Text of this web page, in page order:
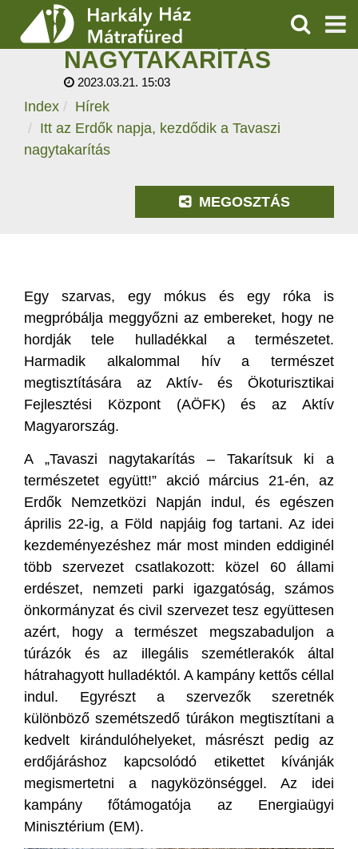
SZOLGÁLTATÁSOK
PROGRAMOK
HÍREK
KERESÉS
ITT AZ ERDŐK NAPJA,
KEZDŐDIK A TAVASZI
NAGYTAKARÍTÁS
2023.03.21. 15:03
Index
Hírek
Itt az Erdők napja, kezdődik a Tavaszi
nagytakarítás
MEGOSZTÁS
Egy szarvas, egy mókus és egy róka is
megpróbálja meggyőzni az embereket, hogy ne
hordják tele hulladékkal a természetet.
Harmadik alkalommal hív a természet
megtisztítására az Aktív- és Ökoturisztikai
Fejlesztési Központ (AÖFK) és az Aktív
Magyarország.
A „Tavaszi nagytakarítás – Takarítsuk ki a
természetet együtt!” akció március 21-én, az
Erdők Nemzetközi Napján indul, és egészen
április 22-ig, a Föld napjáig fog tartani. Az idei
kezdeményezéshez már most minden eddiginél
több szervezet csatlakozott: közel 60 állami
erdészet, nemzeti parki igazgatóság, számos
önkormányzat és civil szervezet tesz együttesen
azért, hogy a természet megszabaduljon a
túrázók és az illegális szemétlerakók által
hátrahagyott hulladéktól. A kampány kettős céllal
indul. Egyrészt a szervezők szeretnék
különböző szemétszedő túrákon megtisztítani a
kedvelt kirándulóhelyeket, másrészt pedig az
erdőjáráshoz kapcsolódó etikettet kívánják
megismertetni a nagyközönséggel. Az idei
kampány főtámogatója az Energiaügyi
Minisztérium (EM).